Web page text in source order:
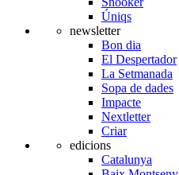
Úniqs
newsletter
Bon dia
El Despertador
La Setmanada
Sopa de dades
Impacte
Nextletter
Criar
edicions
Catalunya